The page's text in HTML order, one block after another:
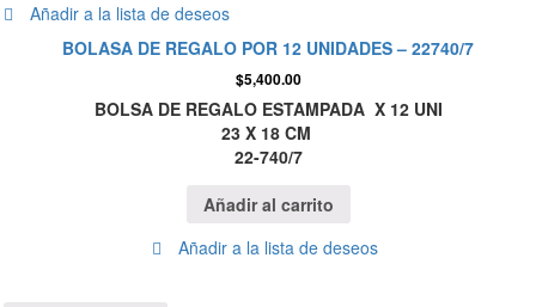
Añadir a la lista de deseos
BOLASA DE REGALO POR 12 UNIDADES – 22740/7
$5,400.00
BOLSA DE REGALO ESTAMPADA X 12 UNI
23 X 18 CM
22-740/7
Añadir al carrito
Añadir a la lista de deseos